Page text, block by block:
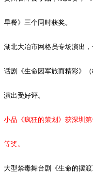
早餐》三个同时获奖。
湖北大冶市网格员专场演出
话剧《生命因军旅而精彩》（
演出受好评。
小品《疯狂的策划》获深圳第
等奖。
大型禁毒舞台剧《生命的摆渡